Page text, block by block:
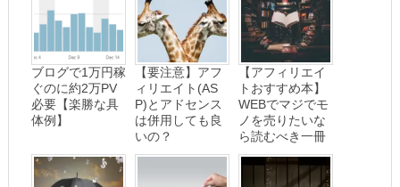
ブログで1万円稼
ぐのに約2万PV
必要【楽勝な具
体例】
【要注意】アフ
ィリエイト(AS
P)とアドセンス
は併用しても良
いの？
【アフィリエイ
トおすすめ本】
WEBでマジでモ
ノを売りたいな
ら読むべき一冊